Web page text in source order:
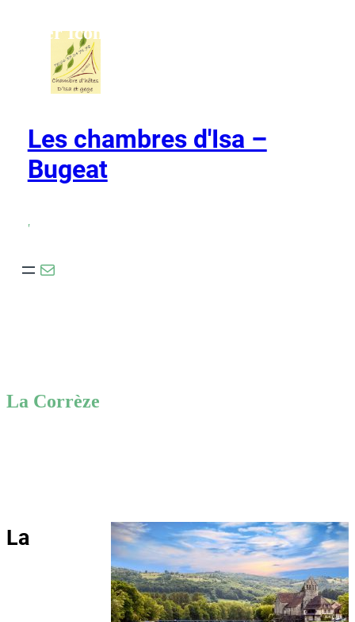
Ho,ver Icons
Les chambres d'Isa –
Bugeat
,
E-mail
La Corrèze
La